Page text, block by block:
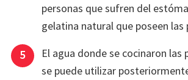
personas que sufren del
gelatina natural que poseen las
El agua donde se cocinaron
se puede utilizar